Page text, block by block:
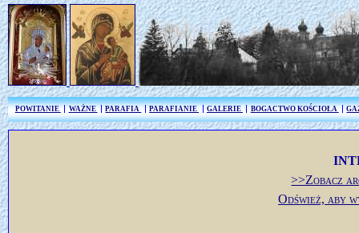
POWITANIE WAŻNE PARAFIA PARAFIANIE GALERIE BOGACTWO KOŚCIOŁA
>>Zobacz
Odśwież, aby